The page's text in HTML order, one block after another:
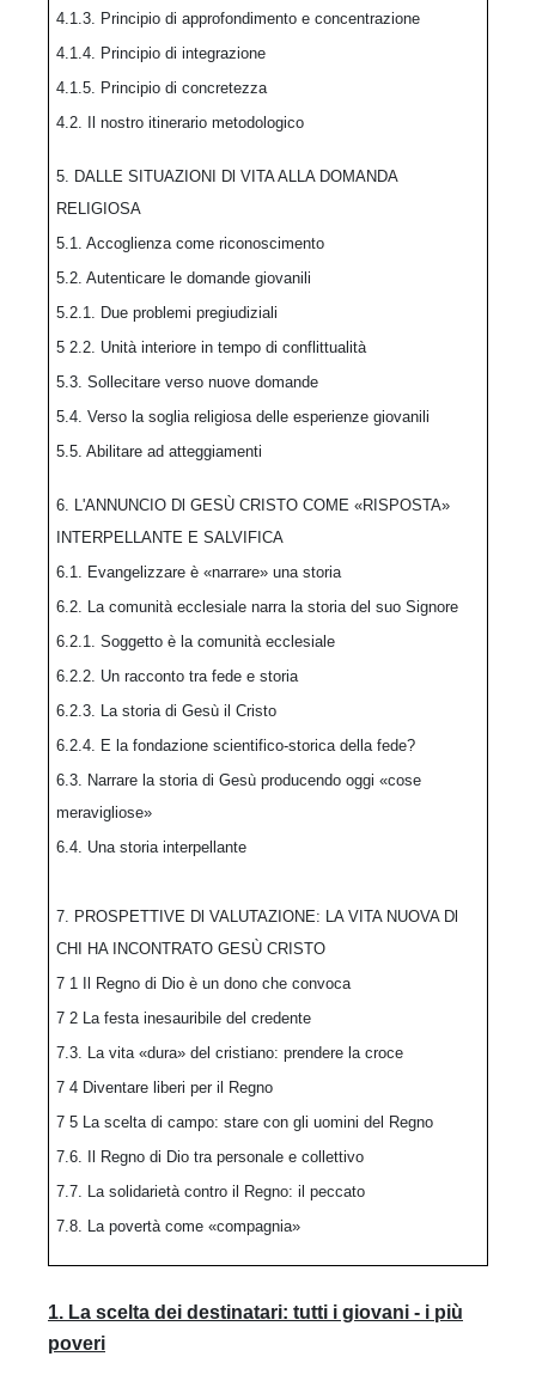
4.1.3. Principio di approfondimento e concentrazione
4.1.4. Principio di integrazione
4.1.5. Principio di concretezza
4.2. Il nostro itinerario metodologico
5. DALLE SITUAZIONI Dl VITA ALLA DOMANDA
RELIGIOSA
5.1. Accoglienza come riconoscimento
5.2. Autenticare le domande giovanili
5.2.1. Due problemi pregiudiziali
5 2.2. Unità interiore in tempo di conflittualità
5.3. Sollecitare verso nuove domande
5.4. Verso la soglia religiosa delle esperienze giovanili
5.5. Abilitare ad atteggiamenti
6. L'ANNUNCIO Dl GESÙ CRISTO COME «RISPOSTA»
INTERPELLANTE E SALVIFICA
6.1. Evangelizzare è «narrare» una storia
6.2. La comunità ecclesiale narra la storia del suo Signore
6.2.1. Soggetto è la comunità ecclesiale
6.2.2. Un racconto tra fede e storia
6.2.3. La storia di Gesù il Cristo
6.2.4. E la fondazione scientifico-storica della fede?
6.3. Narrare la storia di Gesù producendo oggi «cose
meravigliose»
6.4. Una storia interpellante
7. PROSPETTIVE Dl VALUTAZIONE: LA VITA NUOVA Dl
CHI HA INCONTRATO GESÙ CRISTO
7 1 Il Regno di Dio è un dono che convoca
7 2 La festa inesauribile del credente
7.3. La vita «dura» del cristiano: prendere la croce
7 4 Diventare liberi per il Regno
7 5 La scelta di campo: stare con gli uomini del Regno
7.6. Il Regno di Dio tra personale e collettivo
7.7. La solidarietà contro il Regno: il peccato
7.8. La povertà come «compagnia»
1. La scelta dei destinatari: tutti i giovani - i più
poveri